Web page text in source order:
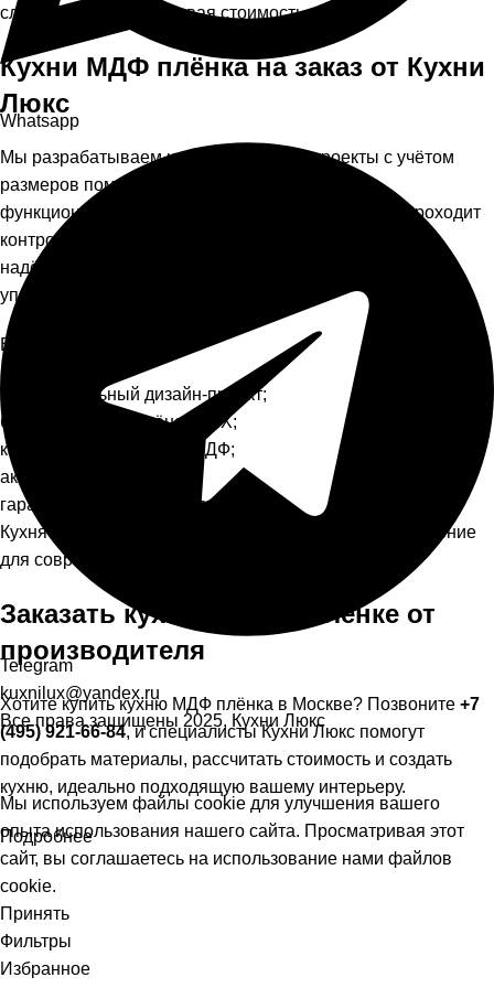
сложности, не увеличивая стоимость проекта.
Кухни МДФ плёнка на заказ от Кухни
Люкс
Мы разрабатываем индивидуальные проекты с учётом
размеров помещения, ваших пожеланий и
функциональности будущей кухни. Каждая кухня проходит
контроль качества на производстве, комплектуется
надёжной фурнитурой и доставляется в защитной
упаковке.
Вы получаете:
индивидуальный дизайн-проект;
большой выбор плёнок ПВХ;
качественные фасады МДФ;
аккуратный монтаж;
гарантию на весь комплект мебели.
Кухня МДФ плёнка — это практичное и стильное решение
для современного дома.
Заказать кухню МДФ в плёнке от
производителя
Хотите купить кухню МДФ плёнка в Москве? Позвоните +7
(495) 921-66-84, и специалисты Кухни Люкс помогут
подобрать материалы, рассчитать стоимость и создать
кухню, идеально подходящую вашему интерьеру.
Подробнее
Whatsapp
Telegram
kuxnilux@yandex.ru
Все права защищены 2025, Кухни Люкс
Мы используем файлы cookie для улучшения вашего
опыта использования нашего сайта. Просматривая этот
сайт, вы соглашаетесь на использование нами файлов
cookie.
Принять
Фильтры
Избранное